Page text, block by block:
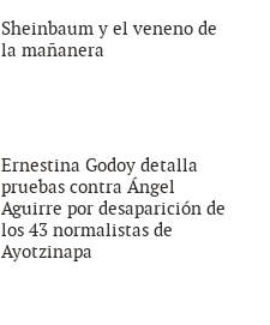
Sheinbaum y el veneno de
la mañanera
Ernestina Godoy detalla
pruebas contra Ángel
Aguirre por desaparición de
los 43 normalistas de
Ayotzinapa